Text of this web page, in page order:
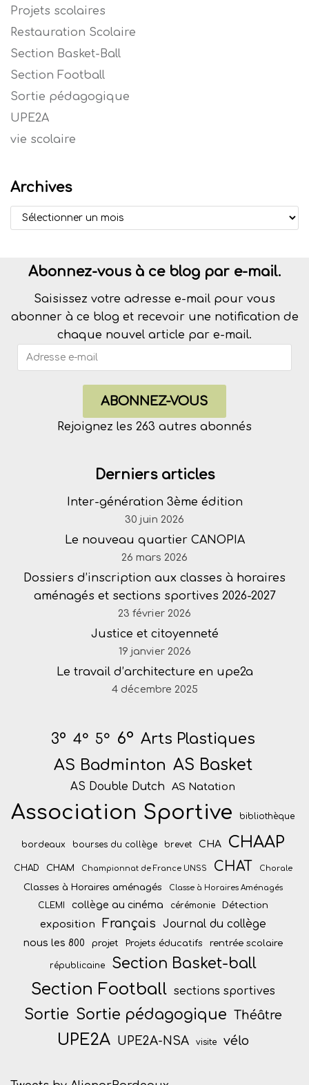
Projets scolaires
Restauration Scolaire
Section Basket-Ball
Section Football
Sortie pédagogique
UPE2A
vie scolaire
Archives
Abonnez-vous à ce blog par e-mail.
Saisissez votre adresse e-mail pour vous
abonner à ce blog et recevoir une notification de
chaque nouvel article par e-mail.
ABONNEZ-VOUS
Rejoignez les 263 autres abonnés
Derniers articles
Inter-génération 3ème édition
30 juin 2026
Le nouveau quartier CANOPIA
26 mars 2026
Dossiers d’inscription aux classes à horaires
aménagés et sections sportives 2026-2027
23 février 2026
Justice et citoyenneté
19 janvier 2026
Le travail d’architecture en upe2a
4 décembre 2025
3° 4° 5° 6° Arts Plastiques
AS Badminton AS Basket
AS Double Dutch AS Natation
Association Sportive bibliothèque
bordeaux bourses du collège brevet CHA CHAAP
CHAD CHAM Championnat de France UNSS CHAT Chorale
Classes à Horaires aménagés Classe à Horaires Aménagés
CLEMI collège au cinéma cérémonie Détection
exposition Français Journal du collège
nous les 800 projet Projets éducatifs rentrée scolaire
républicaine Section Basket-ball
Section Football sections sportives
Sortie Sortie pédagogique Théâtre
UPE2A UPE2A-NSA visite vélo